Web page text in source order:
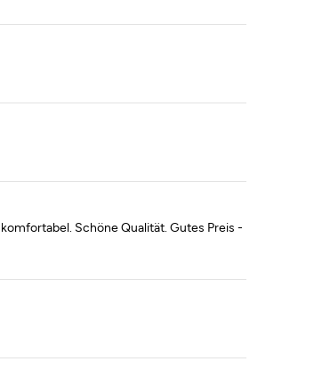
Schöne Qualität. Gutes Preis -